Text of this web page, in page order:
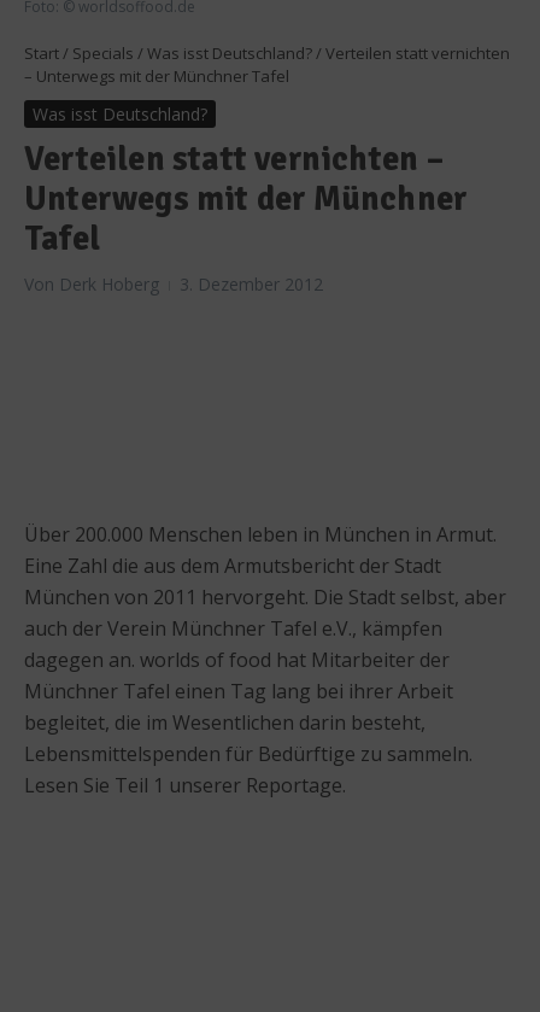
Foto: © worldsoffood.de
Start / Specials / Was isst Deutschland? / Verteilen statt vernichten
– Unterwegs mit der Münchner Tafel
Was isst Deutschland?
Verteilen statt vernichten –
Unterwegs mit der Münchner
Tafel
Von Derk Hoberg 3. Dezember 2012
Über 200.000 Menschen leben in München in Armut.
Eine Zahl die aus dem Armutsbericht der Stadt
München von 2011 hervorgeht. Die Stadt selbst, aber
auch der Verein Münchner Tafel e.V., kämpfen
dagegen an. worlds of food hat Mitarbeiter der
Münchner Tafel einen Tag lang bei ihrer Arbeit
begleitet, die im Wesentlichen darin besteht,
Lebensmittelspenden für Bedürftige zu sammeln.
Lesen Sie Teil 1 unserer Reportage.